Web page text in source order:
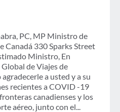
PC, MP Ministro de
Canadá 330 Sparks Street
Ministro, En
de Viajes de
a usted y a su
recientes a COVID -19
canadienses y los
aéreo, junto con el...